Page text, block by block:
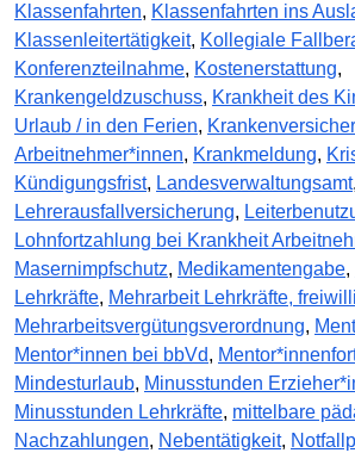
Klassenfahrten, Klassenfahrten ins
Klassenleitertätigkeit, Kollegiale
Konferenzteilnahme, Kostenerstattung,
Krankengeldzuschuss, Krankheit des
Urlaub / in den Ferien,
Arbeitnehmer*innen, Krankmeldung,
Kündigungsfrist, Landesverwaltungsamt,
Lehrerausfallversicherung,
Lohnfortzahlung bei Krankheit
Masernimpfschutz, Medikamentengabe,
Lehrkräfte, Mehrarbeit Lehrkräfte,
Mehrarbeitsvergütungsverordnung,
Mentor*innen bei bbVd,
Mindesturlaub, Minusstunden
Minusstunden Lehrkräfte, mittelbare
Nachzahlungen, Nebentätigkeit,